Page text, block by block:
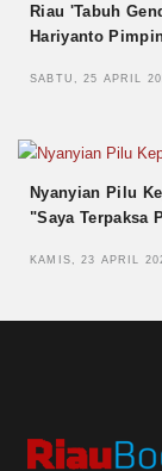
Riau 'Tabuh
Hariyanto
SABTU, 25 APRIL
Nyanyian Pilu
"Saya Terpaksa
KAMIS, 23 APRIL